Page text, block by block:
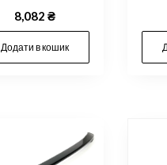
8,082₴
Додати в кошик